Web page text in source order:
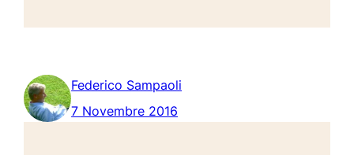
Federico Sampaoli
7 Novembre 2016